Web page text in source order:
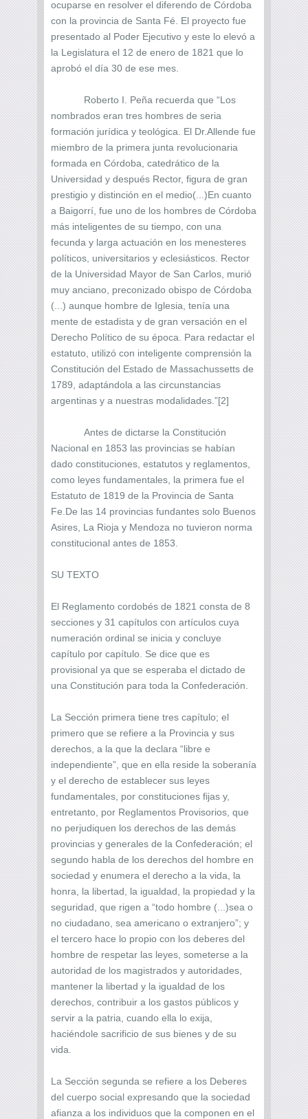
ocuparse en resolver el diferendo de Córdoba
con la provincia de Santa Fé. El proyecto fue
presentado al Poder Ejecutivo y este lo elevó a
la Legislatura el 12 de enero de 1821 que lo
aprobó el día 30 de ese mes.
Roberto I. Peña recuerda que “Los
nombrados eran tres hombres de seria
formación jurídica y teológica. El Dr.Allende fue
miembro de la primera junta revolucionaria
formada en Córdoba, catedrático de la
Universidad y después Rector, figura de gran
prestigio y distinción en el medio(...)En cuanto
a Baigorrí, fue uno de los hombres de Córdoba
más inteligentes de su tiempo, con una
fecunda y larga actuación en los menesteres
políticos, universitarios y eclesiásticos. Rector
de la Universidad Mayor de San Carlos, murió
muy anciano, preconizado obispo de Córdoba
(...) aunque hombre de Iglesia, tenía una
mente de estadista y de gran versación en el
Derecho Político de su época. Para redactar el
estatuto, utilizó con inteligente comprensión la
Constitución del Estado de Massachussetts de
1789, adaptándola a las circunstancias
argentinas y a nuestras modalidades.”[2]
Antes de dictarse la Constitución
Nacional en 1853 las provincias se habían
dado constituciones, estatutos y reglamentos,
como leyes fundamentales, la primera fue el
Estatuto de 1819 de la Provincia de Santa
Fe.De las 14 provincias fundantes solo Buenos
Asires, La Rioja y Mendoza no tuvieron norma
constitucional antes de 1853.
SU TEXTO
El Reglamento cordobés de 1821 consta de 8
secciones y 31 capítulos con artículos cuya
numeración ordinal se inicia y concluye
capítulo por capítulo. Se dice que es
provisional ya que se esperaba el dictado de
una Constitución para toda la Confederación.
La Sección primera tiene tres capítulo; el
primero que se refiere a la Provincia y sus
derechos, a la que la declara “libre e
independiente”, que en ella reside la soberanía
y el derecho de establecer sus leyes
fundamentales, por constituciones fijas y,
entretanto, por Reglamentos Provisorios, que
no perjudiquen los derechos de las demás
provincias y generales de la Confederación; el
segundo habla de los derechos del hombre en
sociedad y enumera el derecho a la vida, la
honra, la libertad, la igualdad, la propiedad y la
seguridad, que rigen a “todo hombre (...)sea o
no ciudadano, sea americano o extranjero”; y
el tercero hace lo propio con los deberes del
hombre de respetar las leyes, someterse a la
autoridad de los magistrados y autoridades,
mantener la libertad y la igualdad de los
derechos, contribuir a los gastos públicos y
servir a la patria, cuando ella lo exija,
haciéndole sacrificio de sus bienes y de su
vida.
La Sección segunda se refiere a los Deberes
del cuerpo social expresando que la sociedad
afianza a los individuos que la componen en el